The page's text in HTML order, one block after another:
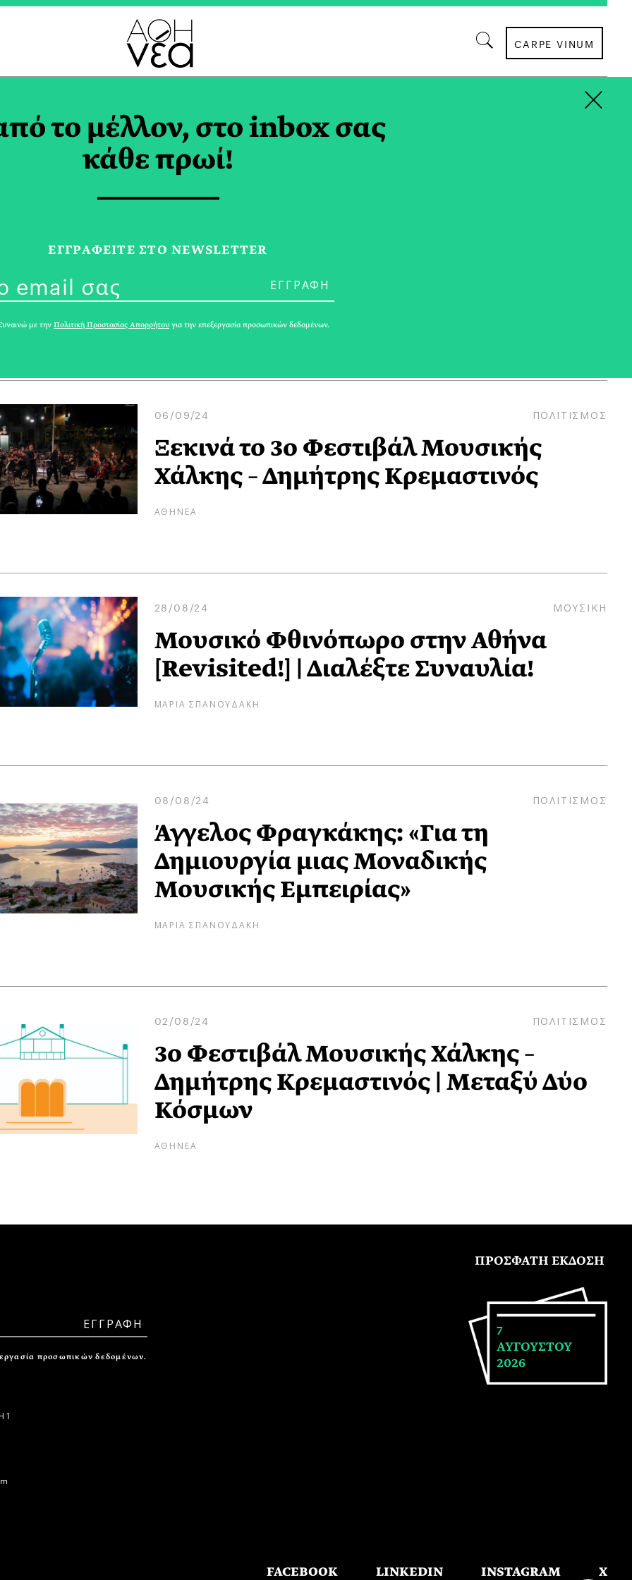
CARPE VINUM
ΠΛΕΣΣΑΣ TAG
3ο Φεστιβάλ Μουσικής Χάλκης |
Ταξίδι στα Κύματα και στους Ήχους
ΜΑΡΙΑ ΣΠΑΝΟΥΔΑΚΗ
06/09/24 ΠΟΛΙΤΙΣΜΟΣ
Ξεκινά το 3ο Φεστιβάλ Μουσικής
Χάλκης – Δημήτρης Κρεμαστινός
ΑΘΗΝΕΑ
28/08/24 ΜΟΥΣΙΚΗ
Μουσικό Φθινόπωρο στην Αθήνα
[Revisited!] | Διαλέξτε Συναυλία!
ΜΑΡΙΑ ΣΠΑΝΟΥΔΑΚΗ
08/08/24 ΠΟΛΙΤΙΣΜΟΣ
Άγγελος Φραγκάκης: «Για τη
Δημιουργία μιας Μοναδικής
Μουσικής Εμπειρίας»
ΜΑΡΙΑ ΣΠΑΝΟΥΔΑΚΗ
02/08/24 ΠΟΛΙΤΙΣΜΟΣ
3ο Φεστιβάλ Μουσικής Χάλκης –
Δημήτρης Κρεμαστινός | Μεταξύ Δύο
Κόσμων
ΑΘΗΝΕΑ
προσωπικών δεδομένων.
1
ΠΡΟΣΦΑΤΗ ΕΚΔΟΣΗ
7
ΑΥΓΟΥΣΤΟΥ
2026
FACEBOOK LINKEDIN INSTAGRAM X
το μέλλον, στο inbox σας
κάθε πρωί!
ΕΓΓPΑΦΕΙΤΕ ΣΤΟ NEWSLETTER
με την Πολιτική Προστασίας Απορρήτου για την επεξεργασία προσωπικών δεδομένων.
×